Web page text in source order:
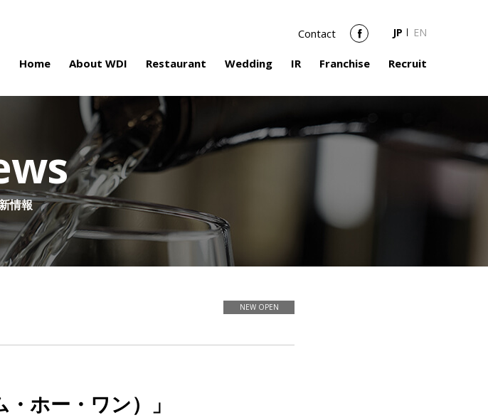
Home About WDI Restaurant Wedding IR Franchise Recruit
Contact Facebook
JP EN
情報
NEW OPEN
・ホー・ワン）」